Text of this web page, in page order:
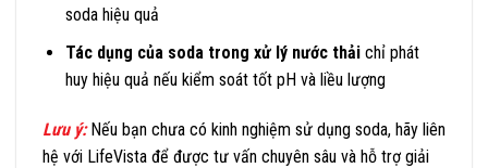
soda hiệu quả
Tác dụng của soda trong xử lý nước thảichỉ phát
huy hiệu quả nếu kiểm soát tốt pH và liều lượng
Lưu ý:Nếu bạn chưa có kinh nghiệm sử dụng soda, hãy liên
hệ với LifeVista để được tư vấn chuyên sâu và hỗ trợ giải